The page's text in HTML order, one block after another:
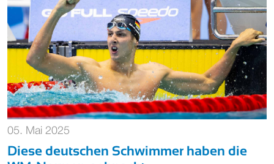
05. Mai 2025
Diese deutschen Schwimmer haben die